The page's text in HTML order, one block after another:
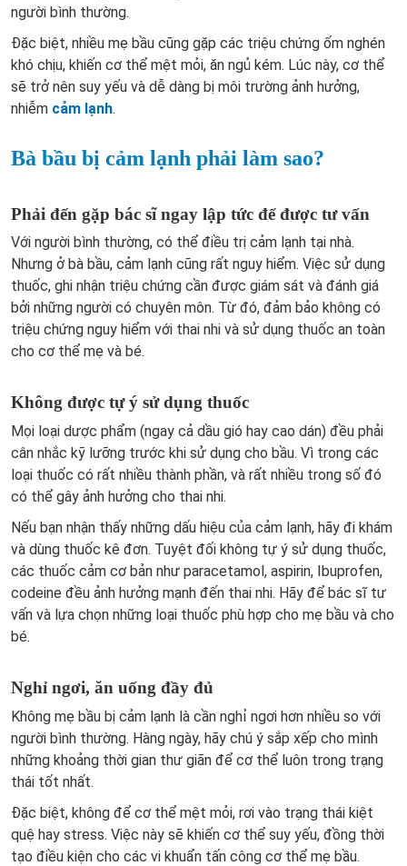
người bình thường.
Đặc biệt, nhiều mẹ bầu cũng gặp các triệu chứng ốm nghén
khó chịu, khiến cơ thể mệt mỏi, ăn ngủ kém. Lúc này, cơ thể
sẽ trở nên suy yếu và dễ dàng bị môi trường ảnh hưởng,
nhiễm cảm lạnh.
Bà bầu bị cảm lạnh phải làm sao?
Phải đến gặp bác sĩ ngay lập tức để được tư vấn
Với người bình thường, có thể điều trị cảm lạnh tại nhà.
Nhưng ở bà bầu, cảm lạnh cũng rất nguy hiểm. Việc sử dụng
thuốc, ghi nhận triệu chứng cần được giám sát và đánh giá
bởi những người có chuyên môn. Từ đó, đảm bảo không có
triệu chứng nguy hiểm với thai nhi và sử dụng thuốc an toàn
cho cơ thể mẹ và bé.
Không được tự ý sử dụng thuốc
Mọi loại dược phẩm (ngay cả dầu gió hay cao dán) đều phải
cân nhắc kỹ lưỡng trước khi sử dụng cho bầu. Vì trong các
loại thuốc có rất nhiều thành phần, và rất nhiều trong số đó
có thể gây ảnh hưởng cho thai nhi.
Nếu bạn nhận thấy những dấu hiệu của cảm lạnh, hãy đi khám
và dùng thuốc kê đơn. Tuyệt đối không tự ý sử dụng thuốc,
các thuốc cảm cơ bản như paracetamol, aspirin, Ibuprofen,
codeine đều ảnh hưởng mạnh đến thai nhi. Hãy để bác sĩ tư
vấn và lựa chọn những loại thuốc phù hợp cho mẹ bầu và cho
bé.
Nghỉ ngơi, ăn uống đầy đủ
Không mẹ bầu bị cảm lạnh là cần nghỉ ngơi hơn nhiều so với
người bình thường. Hàng ngày, hãy chú ý sắp xếp cho mình
những khoảng thời gian thư giãn để cơ thể luôn trong trạng
thái tốt nhất.
Đặc biệt, không để cơ thể mệt mỏi, rơi vào trạng thái kiệt
quệ hay stress. Việc này sẽ khiến cơ thể suy yếu, đồng thời
tạo điều kiện cho các vi khuẩn tấn công cơ thể mẹ bầu.